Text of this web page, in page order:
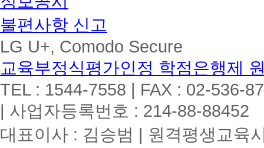
불편사항 신고
LG U+, Comodo Secure
교육부정식평가인정 학점은행제
TEL : 1544-7558 | FAX : 02-536-
| 사업자등록번호 : 214-88-88452
대표이사 : 김승범 | 원격평생교육